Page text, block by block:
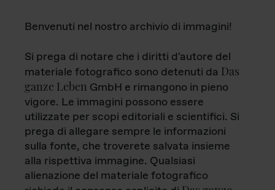
Benvenuti nel nostro archivio di immagini!
Si prega di notare che i diritti d'autore del
materiale fotografico sono detenuti da Das
ganze Leben GmbH e rimangono in pieno
vigore. Le immagini possono essere
utilizzate per scopi editoriali e scientifici. Si
prega di allegare sempre le informazioni
sulla fonte, che troverete salvata insieme
alla rispettiva immagine. Qualsiasi
alienazione del materiale fotografico